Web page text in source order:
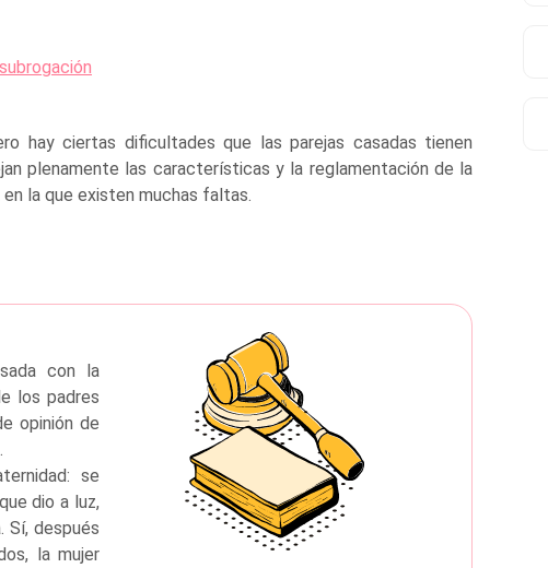
hay ciertas dificultades que las parejas casadas tienen
plenamente las características y la reglamentación de la
la que existen muchas faltas.
con la
los padres
opinión de
se
dio a luz,
Sí, después
la mujer